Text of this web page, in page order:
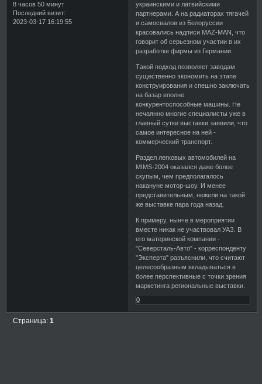
8 часов 50 минут
Последний визит:
2023-03-17 16:19:55
украинскими и латвийскими
партнерами. А на радиаторах тягачей
и самосвалов из Белоруссии
красовались надписи MAZ-MAN, что
говорит об серьезном участии в их
разработке фирмы из Германии.
Такой подход позволяет заводам
существенно экономить на этапе
конструирования и спешно заключать
на базар вполне
конкурентоспособные машины. Не
нечаянно многие специалисты уже в
главный сутки выставки заявили, что
самое интересное на ней -
коммерческий транспорт.
Раздел легковых автомобилей на
MIMS-2004 оказался даже более
скупым, чем предполагалось
накануне мотор-шоу. И менее
представительным, нежели на такой
же выставке пара года назад.
К примеру, нынче в мероприятии
вместе никак не участвовал УАЗ. В
его материнской компании -
"Северсталь-Авто" - корреспонденту
"Эксперта" разъяснили, что считают
целесообразным вкладываться в
более перспективные с точки зрения
маркетинга региональные выставки.
0
Страница:1